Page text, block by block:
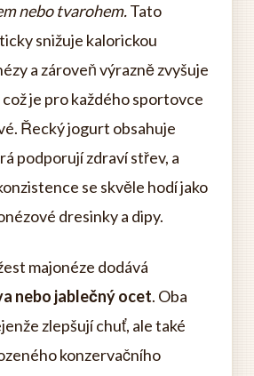
nebo tvarohem.Tato
snižuje kalorickou
a zároveň výrazně zvyšuje
je pro každého sportovce
Řecký jogurt obsahuje
podporují zdraví střev, a
se skvěle hodí jako
dresinky a dipy.
majonéze dodává
nebo jablečný ocet. Oba
zlepšují chuť, ale také
konzervačního